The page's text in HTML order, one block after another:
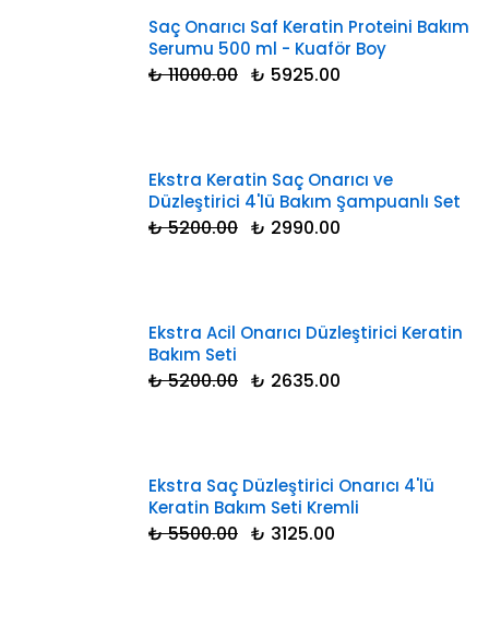
Saç Onarıcı Saf Keratin Proteini Bakım
Serumu 500 ml - Kuaför Boy
₺ 11000.00 ₺ 5925.00
Ekstra Keratin Saç Onarıcı ve
Düzleştirici 4'lü Bakım Şampuanlı Set
₺ 5200.00 ₺ 2990.00
Ekstra Acil Onarıcı Düzleştirici Keratin
Bakım Seti
₺ 5200.00 ₺ 2635.00
Ekstra Saç Düzleştirici Onarıcı 4'lü
Keratin Bakım Seti Kremli
₺ 5500.00 ₺ 3125.00